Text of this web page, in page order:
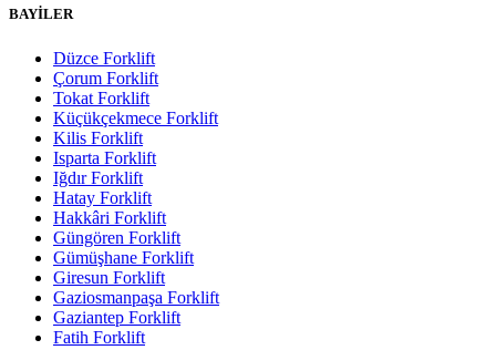
BAYİLER
Düzce Forklift
Çorum Forklift
Tokat Forklift
Küçükçekmece Forklift
Kilis Forklift
Isparta Forklift
Iğdır Forklift
Hatay Forklift
Hakkâri Forklift
Güngören Forklift
Gümüşhane Forklift
Giresun Forklift
Gaziosmanpaşa Forklift
Gaziantep Forklift
Fatih Forklift